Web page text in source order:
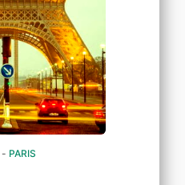
- PARIS